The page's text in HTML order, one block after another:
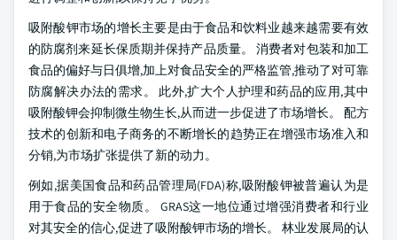
吸附酸钾市场的增长主要是由于食品和饮料业越来越需要有效
的防腐剂来延长保质期并保持产品质量。 消费者对包装和加工
食品的偏好与日俱增,加上对食品安全的严格监管,推动了对可靠
防腐解决办法的需求。 此外,扩大个人护理和药品的应用,其中
吸附酸钾会抑制微生物生长,从而进一步促进了市场增长。 配方
技术的创新和电子商务的不断增长的趋势正在增强市场准入和
分销,为市场扩张提供了新的动力。
例如,据美国食品和药品管理局(FDA)称,吸附酸钾被普遍认为是
用于食品的安全物质。 GRAS这一地位通过增强消费者和行业
对其安全的信心,促进了吸附酸钾市场的增长。 林业发展局的认